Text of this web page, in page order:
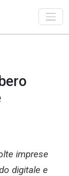
imprese
digitale e